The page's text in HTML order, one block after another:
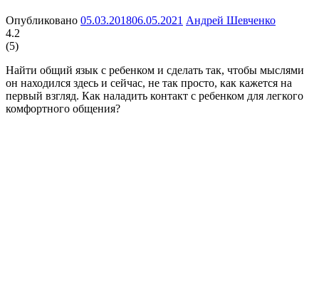
Опубликовано 05.03.201806.05.2021 Андрей Шевченко
4.2
(5)
Найти общий язык с ребенком и сделать так, чтобы мыслями
он находился здесь и сейчас, не так просто, как кажется на
первый взгляд. Как наладить контакт с ребенком для легкого
комфортного общения?